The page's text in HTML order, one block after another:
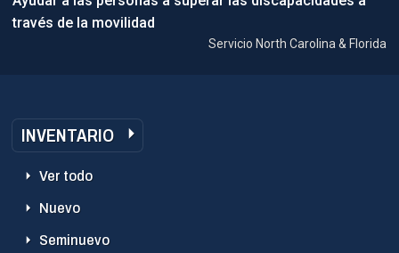
través de la movilidad
Servicio North Carolina & Florida
INVENTARIO
Ver todo
Nuevo
Seminuevo